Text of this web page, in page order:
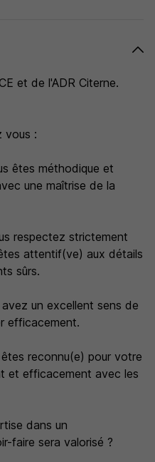
et de l'ADR Citerne.
vous :
êtes méthodique et
une maîtrise de la
respectez strictement
attentif(ve) aux détails
sûrs.
un excellent sens de
efficacement.
reconnu(e) pour votre
et efficacement avec les
dans un
faire sera valorisé ?